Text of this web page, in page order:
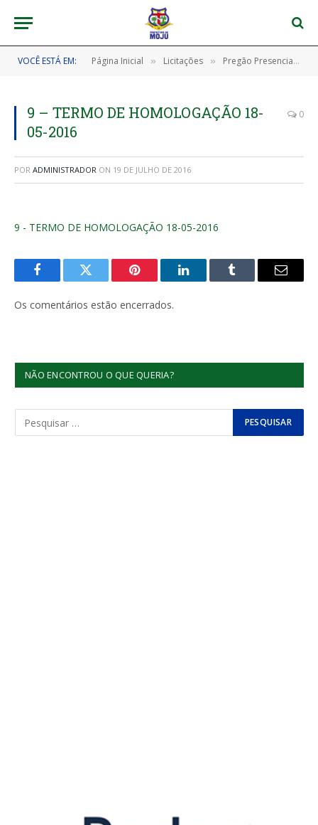
VOCÊ ESTÁ EM: Página Inicial » Licitações » Pregão Presencial nº 005/2015
9 – TERMO DE HOMOLOGAÇÃO 18-
05-2016
0
POR ADMINISTRADOR ON 19 DE JULHO DE 2016
9 - TERMO DE HOMOLOGAÇÃO 18-05-2016
FacebookTwitter Pinterest LinkedInTumblr
E-
Os comentários estão encerrados.
NÃO ENCONTROU O QUE QUERIA?